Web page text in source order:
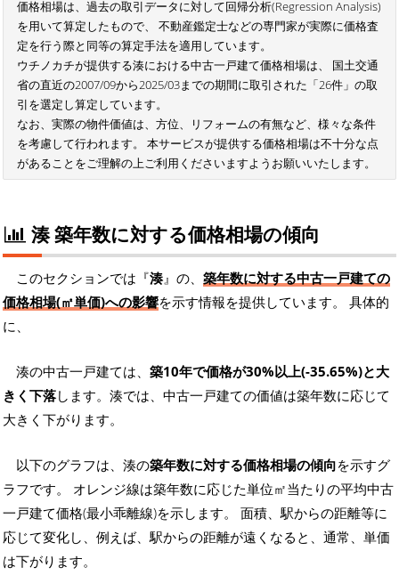
価格相場は、過去の取引データに対して回帰分析(Regression Analysis)
を用いて算定したもので、 不動産鑑定士などの専門家が実際に価格査
定を行う際と同等の算定手法を適用しています。
ウチノカチが提供する湊における中古一戸建て価格相場は、 国土交通
省の直近の2007/09から2025/03までの期間に取引された「26件」の取
引を選定し算定しています。
なお、実際の物件価値は、方位、リフォームの有無など、様々な条件
を考慮して行われます。 本サービスが提供する価格相場は不十分な点
があることをご理解の上ご利用くださいますようお願いいたします。
湊 築年数に対する価格相場の傾向
このセクションでは『湊』の、 築年数に対する中古一戸建ての
価格相場(㎡単価)への影響を示す情報を提供しています。 具体的
に、
湊の中古一戸建ては、 築10年で価格が30%以上(-35.65%)と大
きく下落します。湊では、中古一戸建ての価値は築年数に応じて
大きく下がります。
以下のグラフは、湊の築年数に対する価格相場の傾向を示すグ
ラフです。 オレンジ線は築年数に応じた単位㎡当たりの平均中古
一戸建て価格(最小乖離線)を示します。 面積、駅からの距離等に
応じて変化し、例えば、駅からの距離が遠くなると、通常、単価
は下がります。